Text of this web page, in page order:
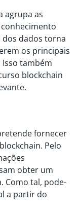
agrupa as
dos dados torna
os principais
também
blockchain
fornecer
Pelo
obter um
Como tal, pode-
a partir do